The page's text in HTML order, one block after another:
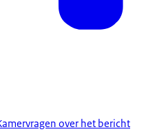
over het bericht